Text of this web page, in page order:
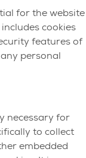
for the website
cookies
features of
personal
necessary for
to collect
embedded